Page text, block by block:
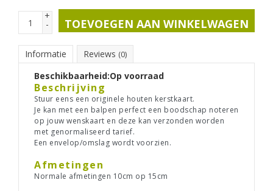
+
- TOEVOEGEN AAN WINKELWAGEN
Informatie Reviews (0)
Beschikbaarheid:Op voorraad
Beschrijving
Stuur eens een originele houten kerstkaart.
Je kan met een balpen perfect een boodschap noteren
op jouw wenskaart en deze kan verzonden worden
met genormaliseerd tarief.
Een envelop/omslag wordt voorzien.
Afmetingen
Normale afmetingen 10cm op 15cm